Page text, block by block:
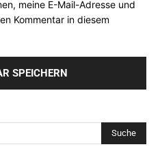
meine E-Mail-Adresse und
Kommentar in diesem